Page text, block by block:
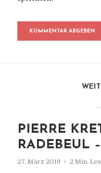
PIERRE
RADEBEUL
27. März 2019 2 Min.